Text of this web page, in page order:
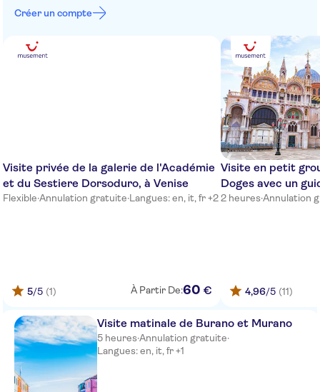
Créer un compte
Visite privée de la galerie de l'Académie
et du Sestiere Dorsoduro, à Venise
Flexible·Annulation gratuite·Langues: en, it, fr +2
5/5 (1) À Partir De:60 €
Visite en petit
Doges avec un
2 heures·Annulation
4,96/5 (11)
Visite matinale de Burano et Murano
5 heures·Annulation gratuite·
Langues: en, it, fr +1